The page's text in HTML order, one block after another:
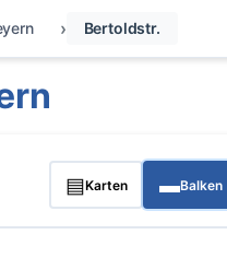
Bertoldstr.
▤Karten ▬Balken